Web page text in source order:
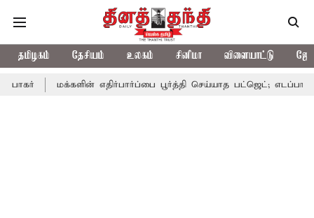
தமிழகம் தேசியம் உலகம் சினிமா விளையாட்டு
எதிர்பார்ப்பை பூர்த்தி செய்யாத பட்ஜெட்; எடப்பாடி பழனிசாமி